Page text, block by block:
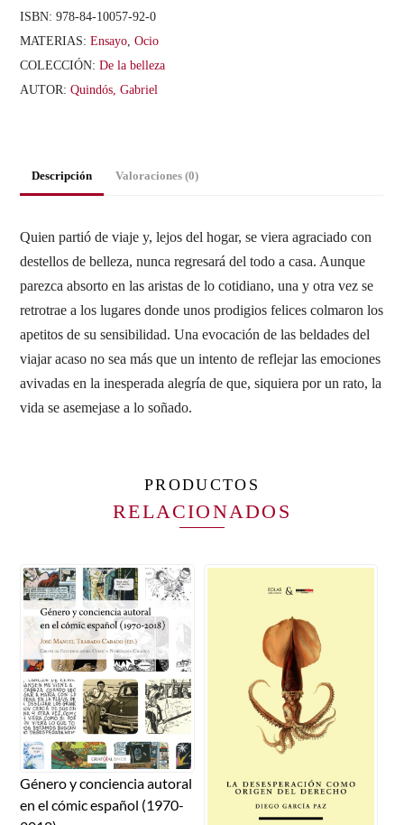
ISBN:978-84-10057-92-0
MATERIAS:Ensayo ,Ocio
COLECCIÓN:De la belleza
AUTOR:Quindós, Gabriel
Descripción Valoraciones (0)
Quien partió de viaje y, lejos del hogar, se viera agraciado con
destellos de belleza, nunca regresará del todo a casa. Aunque
parezca absorto en las aristas de lo cotidiano, una y otra vez se
retrotrae a los lugares donde unos prodigios felices colmaron los
apetitos de su sensibilidad. Una evocación de las beldades del
viajar acaso no sea más que un intento de reflejar las emociones
avivadas en la inesperada alegría de que, siquiera por un rato, la
vida se asemejase a lo soñado.
PRODUCTOS
RELACIONADOS
Género y conciencia autoral
en el cómic español (1970-